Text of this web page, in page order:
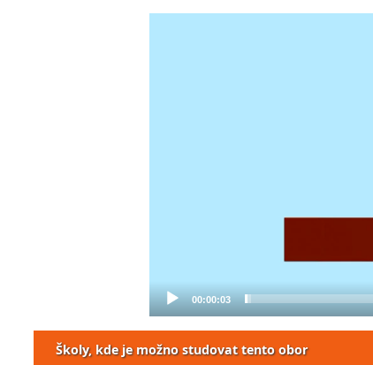
00:00:03
Školy, kde je možno studovat tento obor